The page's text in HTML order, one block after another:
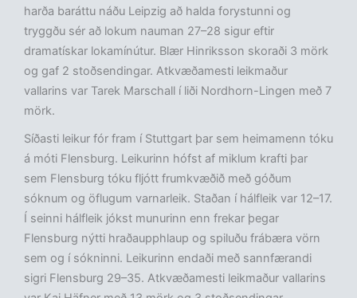
harða baráttu náðu Leipzig að halda forystunni og
tryggðu sér að lokum nauman 27–28 sigur eftir
dramatískar lokamínútur. Blær Hinriksson skoraði 3 mörk
og gaf 2 stoðsendingar. Atkvæðamesti leikmaður
vallarins var Tarek Marschall í liði Nordhorn-Lingen með 7
mörk.
Síðasti leikur fór fram í Stuttgart þar sem heimamenn tóku
á móti Flensburg. Leikurinn hófst af miklum krafti þar
sem Flensburg tóku fljótt frumkvæðið með góðum
sóknum og öflugum varnarleik. Staðan í hálfleik var 12–17.
Í seinni hálfleik jókst munurinn enn frekar þegar
Flensburg nýtti hraðaupphlaup og spiluðu frábæra vörn
sem og í sókninni. Leikurinn endaði með sannfærandi
sigri Flensburg 29–35. Atkvæðamesti leikmaður vallarins